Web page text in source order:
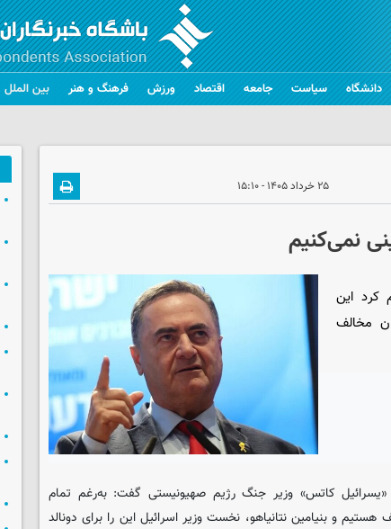
دانشگاه سیاست جامعه اقتصاد ورزش فرهنگ و هنر بین الملل
۲۵ خرداد ۱۴۰۵ - ۱۵:۱۰
نمی‌کنیم
کرد این
مخالف
«یسرائیل کاتس» وزیر جنگ رژیم صهیونیستی گفت: به‌رغم تمام
و بنیامین نتانیاهو، نخست وزیر اسرائیل این را برای دونالد